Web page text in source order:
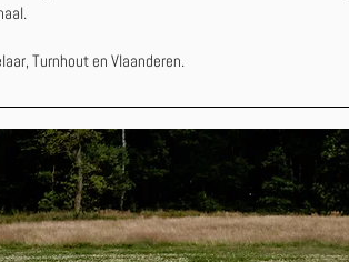
Turnhout en Vlaanderen.